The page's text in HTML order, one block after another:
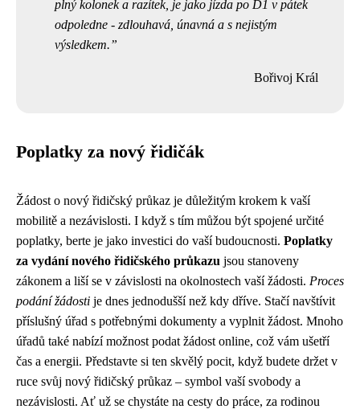
plný kolonek a razítek, je jako jízda po D1 v pátek
odpoledne - zdlouhavá, únavná a s nejistým
výsledkem.
Bořivoj Král
Poplatky za nový řidičák
Žádost o nový řidičský průkaz je důležitým krokem k vaší
mobilitě a nezávislosti. I když s tím můžou být spojené určité
poplatky, berte je jako investici do vaší budoucnosti. Poplatky
za vydání nového řidičského průkazu jsou stanoveny
zákonem a liší se v závislosti na okolnostech vaší žádosti. Proces
podání žádosti je dnes jednodušší než kdy dříve. Stačí navštívit
příslušný úřad s potřebnými dokumenty a vyplnit žádost. Mnoho
úřadů také nabízí možnost podat žádost online, což vám ušetří
čas a energii. Představte si ten skvělý pocit, když budete držet v
ruce svůj nový řidičský průkaz – symbol vaší svobody a
nezávislosti. Ať už se chystáte na cesty do práce, za rodinou